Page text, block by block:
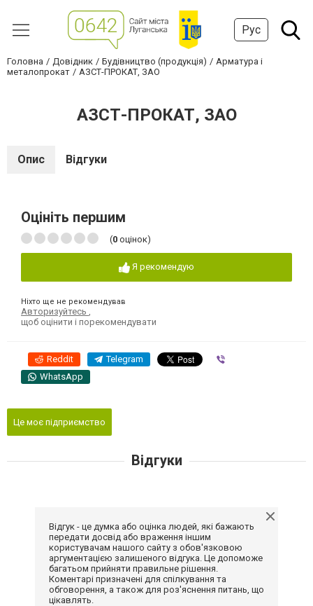
Рус
Головна Довідник Будівництво (продукція)
Арматура і
металопрокат
АЗСТ-ПРОКАТ, ЗАО
АЗСТ-ПРОКАТ, ЗАО
Опис Відгуки
Оцініть першим
(0 оцінок)
Я рекомендую
Ніхто ще не рекомендував
Авторизуйтесь
щоб оцінити і порекомендувати
Reddit Telegram
WhatsApp
Це моє підприємство
Відгуки
Відгук - це думка або оцінка людей, які бажають
передати досвід або враження іншим
користувачам нашого сайту з обов'язковою
аргументацією залишеного відгука. Це допоможе
багатьом прийняти правильне рішення.
Коментарі призначені для спілкування та
обговорення, а також для роз'яснення питань, що
цікавлять.